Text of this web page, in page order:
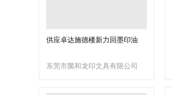
供应卓达施德楼新力回墨印油
东莞市菌和龙印文具有限公司